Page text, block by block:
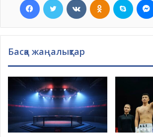
Басқа жаңалықтар